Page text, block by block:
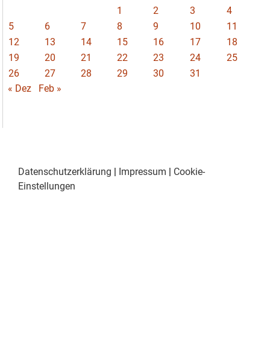
1 2 3
4
5
6 7 8 9 10
11
12
13 14 15 16 17
18
19
20 21 22 23 24
25
26
27 28 29 30
31
« Dez
Feb »
Datenschutzerklärung Impressum
Cookie-
Einstellungen